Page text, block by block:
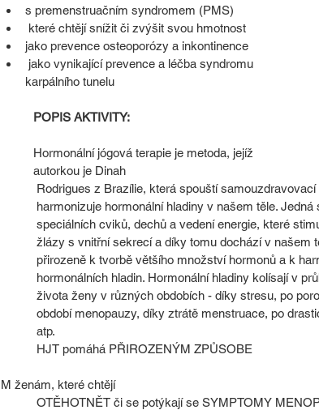
s premenstruačním syndromem (PMS)
které chtějí snížit či zvýšit svou hmotnost
jako prevence osteoporózy a inkontinence
karpálního tunelu
POPIS AKTIVITY:
Hormonální jógová terapie je metoda, jejíž
autorkou je Dinah
Rodrigues z Brazílie, která spouští
harmonizuje hormonální hladiny v našem těle. Jedná
speciálních cviků, dechů a vedení energie, které
žlázy s vnitřní sekrecí a díky tomu dochází v našem
přirozeně k tvorbě většího množství hormonů a k
hormonálních hladin. Hormonální hladiny kolísají v
života ženy v různých obdobích - díky stresu, po
období menopauzy, díky ztrátě menstruace, po
atp.
HJT pomáhá PŘIROZENÝM ZPŮSOBE
M ženám, které chtějí
OTĚHOTNĚT či se potýkají se SYMPTOMY